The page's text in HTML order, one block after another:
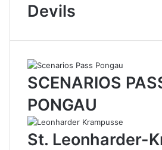
Devils
SCENARIOS
PONGAU
St. Leonharder-